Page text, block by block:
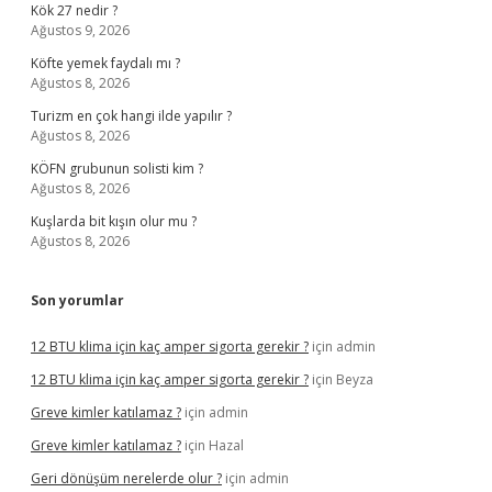
Kök 27 nedir ?
Ağustos 9, 2026
Köfte yemek faydalı mı ?
Ağustos 8, 2026
Turizm en çok hangi ilde yapılır ?
Ağustos 8, 2026
KÖFN grubunun solisti kim ?
Ağustos 8, 2026
Kuşlarda bit kışın olur mu ?
Ağustos 8, 2026
Son yorumlar
12 BTU klima için kaç amper sigorta gerekir ? için admin
12 BTU klima için kaç amper sigorta gerekir ? için Beyza
Greve kimler katılamaz ? için admin
Greve kimler katılamaz ? için Hazal
Geri dönüşüm nerelerde olur ? için admin